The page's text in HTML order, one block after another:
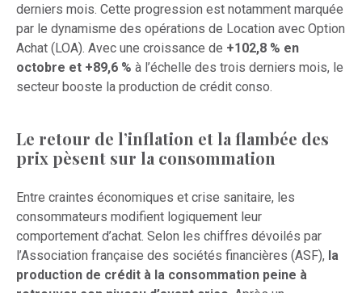
derniers mois. Cette progression est notamment marquée
par le dynamisme des opérations de Location avec Option
Achat (LOA). Avec une croissance de +102,8 % en
octobre et +89,6 % à l’échelle des trois derniers mois, le
secteur booste la production de crédit conso.
Le retour de l’inflation et la flambée des
prix pèsent sur la consommation
Entre craintes économiques et crise sanitaire, les
consommateurs modifient logiquement leur
comportement d’achat. Selon les chiffres dévoilés par
l’Association française des sociétés financières (ASF), la
production de crédit à la consommation peine à